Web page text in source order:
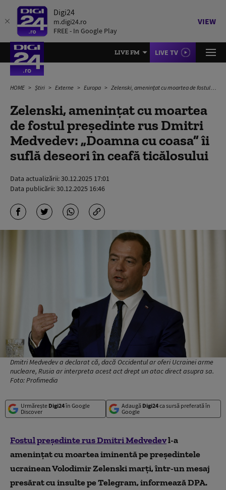
Digi24
m.digi24.ro
FREE - In Google Play
VIEW
LIVE FM LIVE TV
HOME Știri Externe Europa Zelenski, amenințat cu moartea de fostul președinte rus Dmitri Medvedev: „Doamna cu coasa” îi suflă deseori în ceafă ticălosului
Zelenski, amenințat cu moartea
de fostul președinte rus Dmitri
Medvedev: „Doamna cu coasa” îi
suflă deseori în ceafă ticălosului
Data actualizării:30.12.2025 17:01
Data publicării:30.12.2025 16:46
Dmitri Medvedev a declarat că, dacă Occidentul ar oferi Ucrainei arme
nucleare, Rusia ar interpreta acest act drept un atac direct asupra sa.
Foto: Profimedia
Urmărește Digi24în Google
Discover
Adaugă Digi24ca sursă preferată în
Google
Fostul preşedinte rus Dmitri Medvedevl-a
ameninţat cu moartea iminentă pe preşedintele
ucrainean Volodimir Zelenski marţi, într-un mesaj
presărat cu insulte pe Telegram, informează DPA.